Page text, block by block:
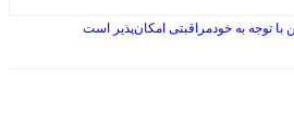
با توجه به خودمراقبتی امکان‌پذیر است